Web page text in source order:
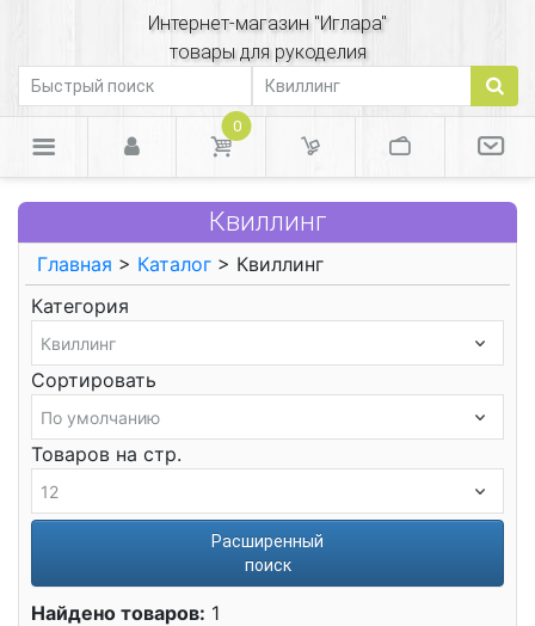
Интернет-магазин "Иглара"
товары для рукоделия
0
Квиллинг
Главная > Каталог > Квиллинг
Категория
Сортировать
Товаров на стр.
Расширенный
поиск
Найдено товаров: 1